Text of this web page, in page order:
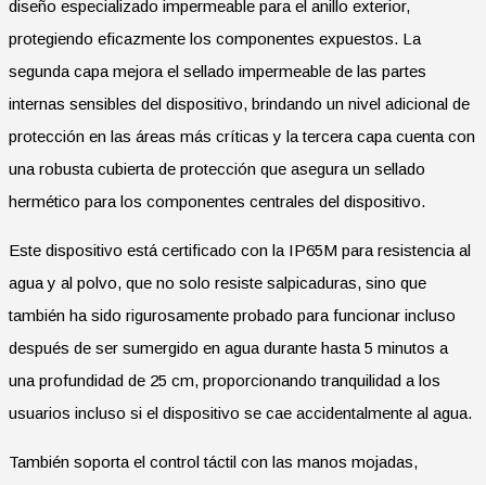
diseño especializado impermeable para el anillo exterior,
protegiendo eficazmente los componentes expuestos. La
segunda capa mejora el sellado impermeable de las partes
internas sensibles del dispositivo, brindando un nivel adicional de
protección en las áreas más críticas y la tercera capa cuenta con
una robusta cubierta de protección que asegura un sellado
hermético para los componentes centrales del dispositivo.
Este dispositivo está certificado con la IP65M para resistencia al
agua y al polvo, que no solo resiste salpicaduras, sino que
también ha sido rigurosamente probado para funcionar incluso
después de ser sumergido en agua durante hasta 5 minutos a
una profundidad de 25 cm, proporcionando tranquilidad a los
usuarios incluso si el dispositivo se cae accidentalmente al agua.
También soporta el control táctil con las manos mojadas,